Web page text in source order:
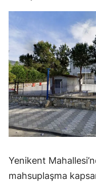
Yenikent
mahsuplaşma